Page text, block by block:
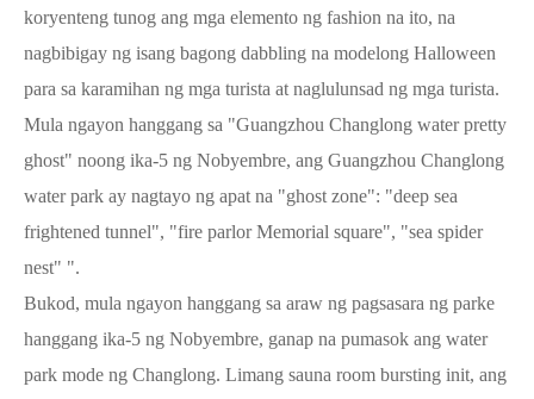
koryenteng tunog ang mga elemento ng fashion na ito, na
nagbibigay ng isang bagong dabbling na modelong Halloween
para sa karamihan ng mga turista at naglulunsad ng mga turista.
Mula ngayon hanggang sa "Guangzhou Changlong water pretty
ghost" noong ika-5 ng Nobyembre, ang Guangzhou Changlong
water park ay nagtayo ng apat na "ghost zone": "deep sea
frightened tunnel", "fire parlor Memorial square", "sea spider
nest" ".
Bukod, mula ngayon hanggang sa araw ng pagsasara ng parke
hanggang ika-5 ng Nobyembre, ganap na pumasok ang water
park mode ng Changlong. Limang sauna room bursting init, ang